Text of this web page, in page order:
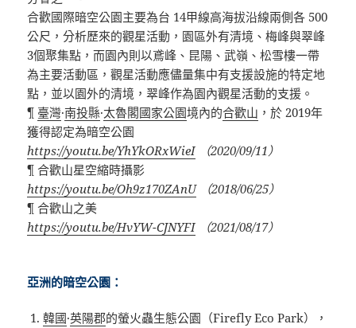
合歡國際暗空公園主要為台 14甲線高海拔沿線兩側各 500
公尺，分析歷來的觀星活動，園區外有清境、梅峰與翠峰
3個聚集點，而園內則以鳶峰、昆陽、武嶺、松雪樓一帶
為主要活動區，觀星活動應儘量集中有支援設施的特定地
點，並以園外的清境，翠峰作為園內觀星活動的支援。
¶ 臺灣·南投縣·太魯閣國家公園境內的合歡山 ，於 2019年
獲得認定為暗空公園
https://youtu.be/YhYkORxWieI
（2020/09/11）
¶合歡山星空縮時攝影
https://youtu.be/Oh9z170ZAnU
（2018/06/25）
¶合歡山之美
https://youtu.be/HvYW-CJNYFI
（2021/08/17）
亞洲的暗空公園：
韓國·英陽郡的螢火蟲生態公園（Firefly Eco Park），